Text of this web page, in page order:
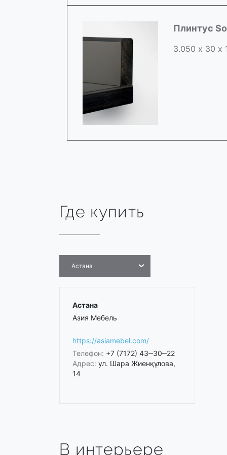
Плинтус
3.050 х 30 х
Где купить
Астана
Астана
Азия Мебель
https://asiamebel.com/
Телефон: +7 (7172) 43‒30‒22
Адрес: ​ул. Шара Жиенқұлова,
14
В интерьере